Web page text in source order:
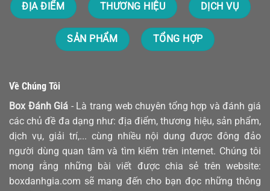
ĐỊA ĐIỂM THƯƠNG HIỆU DỊCH VỤ
SẢN PHẨM TỔNG HỢP
Về Chúng Tôi
Box Đánh Giá - Là trang web chuyên tổng hợp và đánh giá
các chủ đề đa dạng như: địa điểm, thương hiệu, sản phẩm,
dịch vụ, giải trí,... cùng nhiều nội dung được đông đảo
người dùng quan tâm và tìm kiếm trên internet. Chúng tôi
mong rằng những bài viết được chia sẻ trên website:
boxdanhgia.com sẽ mang đến cho bạn đọc những thông